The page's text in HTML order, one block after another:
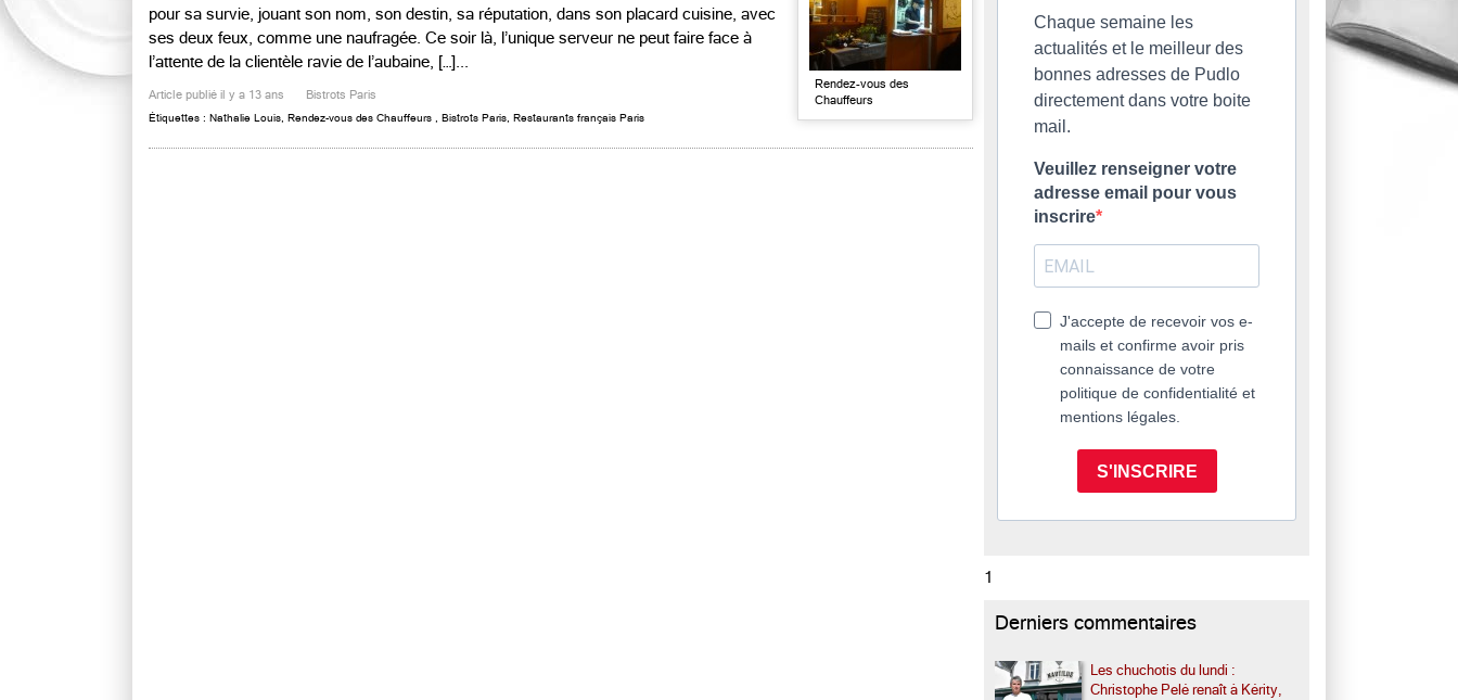
pour sa survie, jouant son nom, son destin, sa réputation, dans son placard cuisine, avec
ses deux feux, comme une naufragée. Ce soir là, l’unique serveur ne peut faire face à
l’attente de la clientèle ravie de l’aubaine, […]...
Article publié il y a 13 ans Bistrots Paris
Étiquettes : Nathalie Louis Rendez-vous des Chauffeurs Bistrots Paris Restaurants français Paris
Rendez-vous des
Chauffeurs
Chaque semaine les
actualités et le meilleur des
bonnes adresses de Pudlo
directement dans votre boite
mail.
Veuillez renseigner votre
adresse email pour vous
inscrire
J'accepte de recevoir vos e-
mails et confirme avoir pris
connaissance de votre
politique de confidentialité et
mentions légales.
S'INSCRIRE
1
Derniers commentaires
Les chuchotis du lundi :
Christophe Pelé renaît à Kérity,